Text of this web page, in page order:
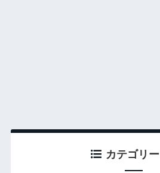
カテゴリー